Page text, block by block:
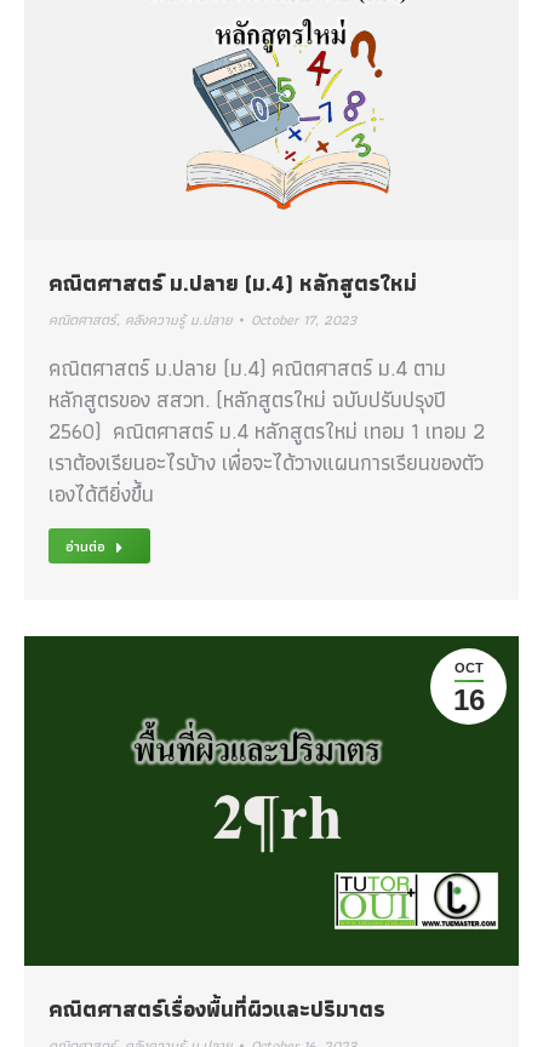
คณิตศาสตร์ ม.ปลาย (ม.4) หลักสูตรใหม่
คณิตศาสตร์, คลังความรู้ ม.ปลาย October 17, 2023
คณิตศาสตร์ ม.ปลาย (ม.4) คณิตศาสตร์ ม.4 ตาม
หลักสูตรของ สสวท. (หลักสูตรใหม่ ฉบับปรับปรุงปี
2560) คณิตศาสตร์ ม.4 หลักสูตรใหม่ เทอม 1 เทอม 2
เราต้องเรียนอะไรบ้าง เพื่อจะได้วางแผนการเรียนของตัว
เองได้ดียิ่งขึ้น
อ่านต่อ
OCT
16
คณิตศาสตร์เรื่องพื้นที่ผิวและปริมาตร